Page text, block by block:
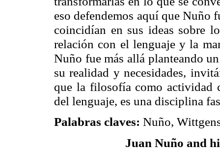
eso defendemos aquí que Nuño
coincidían en sus ideas sobre
relación con el lenguaje y la
Nuño fue más allá planteando
su realidad y necesidades,
que la filosofía como actividad
del lenguaje, es una disciplina
Palabras claves: Nuño,
Juan Nuño and